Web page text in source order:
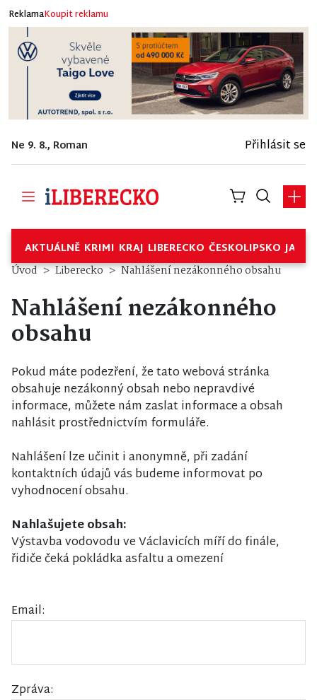
ReklamaKoupit reklamu
Ne 9. 8., Roman Přihlásit se
AKTUÁLNĚ KRIMI KRAJ LIBERECKO ČESKOLIPSKO
Úvod Liberecko Nahlášení nezákonného obsahu
Nahlášení nezákonného
obsahu
Pokud máte podezření, že tato webová stránka
obsahuje nezákonný obsah nebo nepravdivé
informace, můžete nám zaslat informace a obsah
nahlásit prostřednictvím formuláře.
Nahlášení lze učinit i anonymně, při zadání
kontaktních údajů vás budeme informovat po
vyhodnocení obsahu.
Nahlašujete obsah:
Výstavba vodovodu ve Václavicích míří do finále,
řidiče čeká pokládka asfaltu a omezení
Email:
Zpráva: